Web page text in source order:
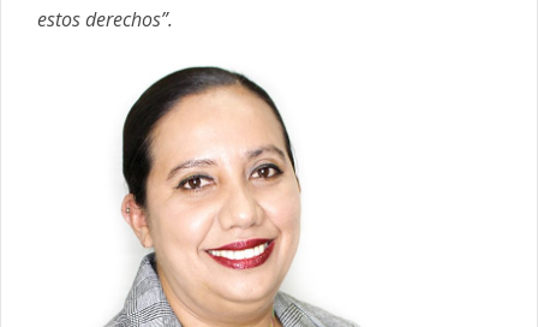
estos derechos”.